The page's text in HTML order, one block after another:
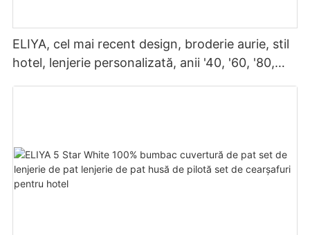
ELIYA, cel mai recent design, broderie aurie, stil
hotel, lenjerie personalizată, anii '40, '60, '80,